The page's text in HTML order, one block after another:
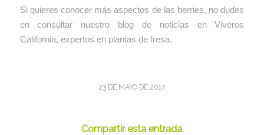
Si quieres conocer más aspectos de las berries, no dudes
en consultar nuestro blog de noticias en Viveros
California, expertos en plantas de fresa.
23 DE MAYO DE 2017
Compartir esta entrada